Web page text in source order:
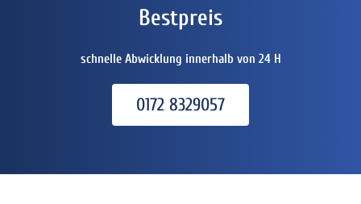
Bestpreis
schnelle Abwicklung innerhalb von 24 H
0172 8329057